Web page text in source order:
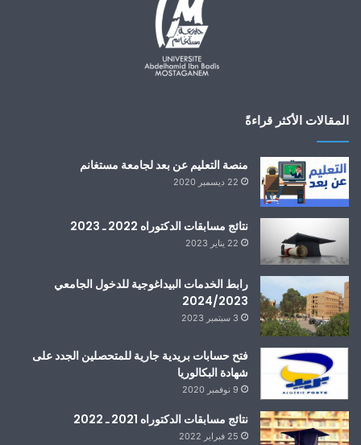
المقالات الأكثر قراءةً
منصة التعليم عن بعد لجامعة مستغانم
22 ديسمبر 2020
نتائج مسابقات الدكتوراه 2022 ـ 2023
22 يناير 2023
رابط الخدمات البيداغوجية للدخول الجامعي
2024/2023
3 سبتمبر 2023
فتح حسابات بريدية جارية للمتحصلين الجدد على
شهادة البكالوريا
9 نوفمبر 2020
نتائج مسابقات الدكتوراه 2021 ـ 2022
25 فبراير 2022